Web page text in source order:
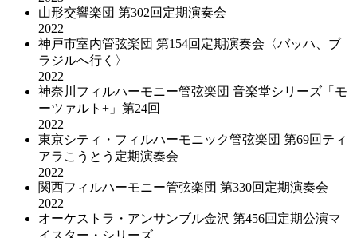
山形交響楽団 第302回定期演奏会
2022
神戸市室内管弦楽団 第154回定期演奏会〈バッハ、ブ
ラジルへ行く〉
2022
神奈川フィルハーモニー管弦楽団 音楽堂シリーズ「モ
ーツァルト+」第24回
2022
東京シティ・フィルハーモニック管弦楽団 第69回ティ
アラこうとう定期演奏会
2022
関西フィルハーモニー管弦楽団 第330回定期演奏会
2022
オーケストラ・アンサンブル金沢 第456回定期公演マ